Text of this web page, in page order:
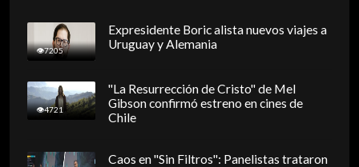
7205
Expresidente Boric alista nuevos viajes a
Uruguay y Alemania
4721
"La Resurrección de Cristo" de Mel
Gibson confirmó estreno en cines de
Chile
Caos en "Sin Filtros": Panelistas trataron